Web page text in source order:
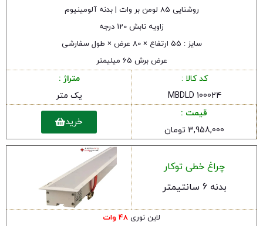
روشنایی 85 لومن بر وات | بدنه آلومینیوم
زاویه تابش 120 درجه
سایز : 55 ارتفاع × 80 عرض × طول سفارشی
عرض برش 65 میلیمتر
کد کالا :
MBDLD 100024
متراژ :
یک متر
قیمت :
3,958,000 تومان
خرید
چراغ خطی توکار
بدنه 6 سانتیمتر
لاین نوری 48 وات